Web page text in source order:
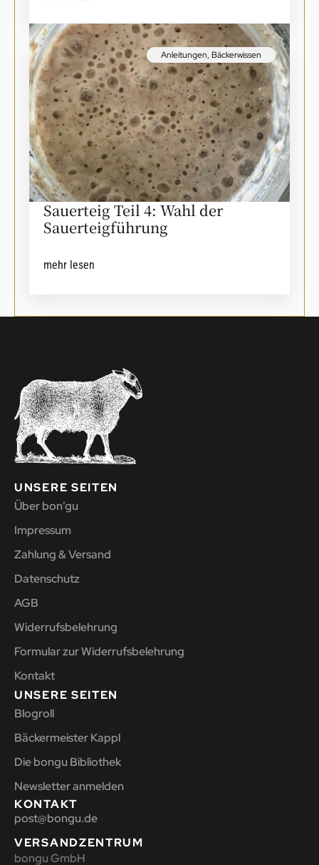
Anleitungen, Bäckerwissen
Sauerteig Teil 4: Wahl der
Sauerteigführung
mehr lesen
UNSERE SEITEN
Über bon’gu
Impressum
Zahlung & Versand
Datenschutz
AGB
Widerrufsbelehrung
Formular zur Widerrufsbelehrung
Kontakt
UNSERE SEITEN
Blogroll
Bäckermeister Kappl
Die bongu Bibliothek
Newsletter anmelden
KONTAKT
post@bongu.de
VERSANDZENTRUM
bongu GmbH